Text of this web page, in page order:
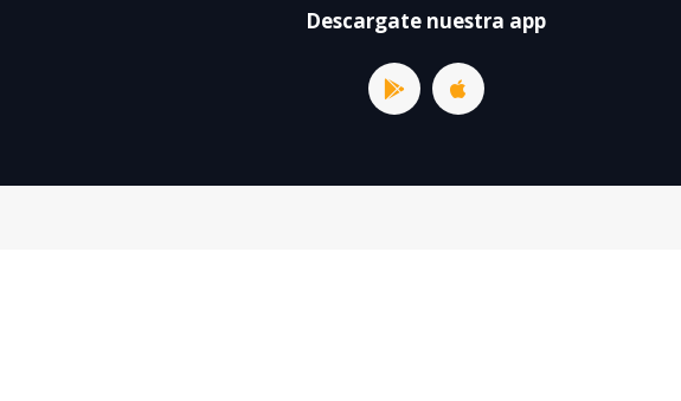
Descargate nuestra app